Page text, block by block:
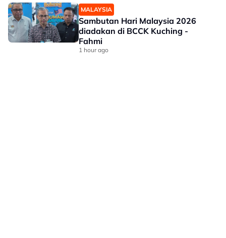
MALAYSIA
Sambutan Hari Malaysia 2026
diadakan di BCCK Kuching -
Fahmi
1 hour ago